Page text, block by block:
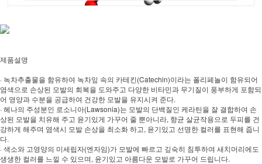
제품설명
· 녹차추출물을 함유하여 녹차잎 속의 카테킨(Catechin)이라는 폴리페놀이 함유되어
염색으로 손상된 모발의 회복을 도와주고 다양한 비타민과 무기질이 풍부하게 포함되
어 영양과 수분을 공급하여 건강한 모발을 유지시켜 준다.
· 헤나의 주성분인 로소니아(Lawsonia)는 모발의 단백질인 케라틴을 잘 결합하여 손
상된 모발을 치유해 주고 윤기있게 가꾸어 줄 뿐아니라, 향균 살균작용으로 두피를 건
강하게 해주며 염색시 모발 손상을 최소화 하고, 윤기있고 선명한 컬러를 표현해 줍니
다.
· 색소와 고영양의 미세립자(엔자임)가 모발에 빠르고 깊숙히 침투하여 새치머리에도
생생한 컬러를 느낄 수 있으며, 윤기있고 아름다운 모발로 가꾸어 드립니다.